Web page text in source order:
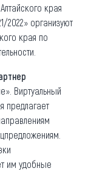
края
2022» организуют
края по
Виртуальный
предлагает
им удобные